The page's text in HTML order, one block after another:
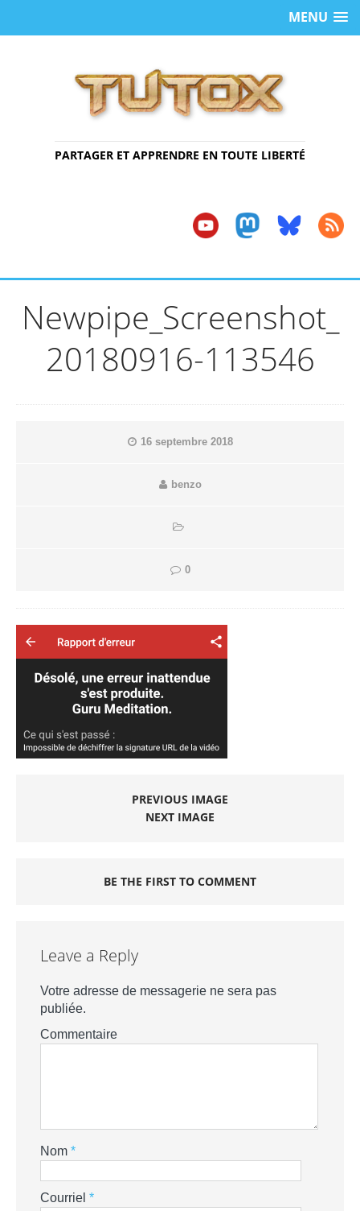
MENU
PARTAGER ET APPRENDRE EN TOUTE LIBERTÉ
Newpipe_Screenshot_
20180916-113546
16 septembre 2018
benzo
0
PREVIOUS IMAGE
NEXT IMAGE
BE THE FIRST TO COMMENT
Leave a Reply
Votre adresse de messagerie ne sera pas
publiée.
Commentaire
Nom *
Courriel *